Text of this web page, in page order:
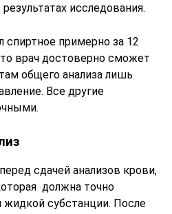
исследования.
спиртное примерно за 12
врач достоверно сможет
общего анализа лишь
Все другие
сдачей анализов крови,
должна точно
жидкой субстанции. После